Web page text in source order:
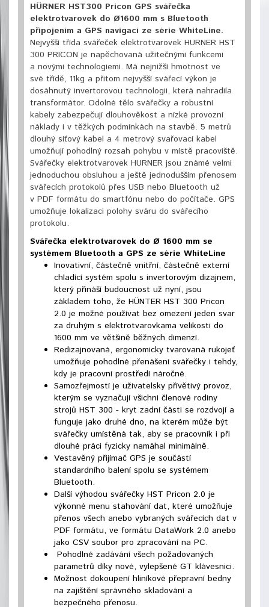
HÜRNER HST300 Pricon GPS svářečka
elektrotvarovek do Ø1600 mm s Bluetooth
připojením a GPS navigací ze série WhiteLine.
Nejvyšší třída svářeček elektrotvarovek HURNER HST
300 PRICON je napěchovaná užitečnými funkcemi
a novými technologiemi. Má nejnižší hmotnost ve
své třídě, 11kg a přitom nejvyšší svářecí výkon je
dosáhnutý invertorovou technologii, která nahradila
transformátor. Odolné tělo svářečky a robustní
kabely zabezpečují dlouhověkost a nízké provozní
náklady i v těžkých podmínkách na stavbě. 5 metrů
dlouhý síťový kabel a 4 metrový svařovací kabel
umožňují pohodlný rozsah pohybu v místě pracoviště.
Svářečky elektrotvarovek HURNER jsou známé velmi
jednoduchou obsluhou a ještě jednodušším přenosem
svářecích protokolů přes USB nebo Bluetooth už
v PDF formátu do smartfónu nebo do počítače. GPS
umožňuje lokalizaci polohy sváru do svářecího
protokolu.
Svářečka elektrotvarovek do Ø 1600 mm se
systémem Bluetooth a GPS ze série WhiteLine
Inovativní, částečně vnitřní, částečně externí
chladící systém spolu s invertorovým dizajnem,
který přináší budoucnost už nyní, jsou
základem toho, že HÜNTER HST 300 Pricon
2.0 je možné používat bez omezení jeden svar
za druhým s elektrotvarovkama velikosti do
1600 mm ve většině běžných dimenzí.
Redizajnovaná, ergonomicky tvarovaná rukojeť
umožňuje pohodlné přenášení svářečky i tehdy,
kdy je pracovní prostředí náročné.
Samozřejmostí je uživatelsky přívětivý provoz,
kterým se vyznačují všichni členové rodiny
strojů HST 300 - kryt zadní části se rozdvojí a
funguje jako druhé dno, na kterém může být
svářečky umístěná tak, aby se pracovník i při
dlouhé práci fyzicky namáhal minimálně.
Vestavěný přijímač GPS je součástí
standardního balení spolu se systémem
Bluetooth.
Další výhodou svářečky HST Pricon 2.0 je
výkonné menu stahování dat, které umožňuje
přenos všech anebo vybraných svářecích dat v
PDF formátu, ve formátu DataWork 2.0 anebo
jako CSV soubor pro zpracování na PC.
Pohodlné zadávání všech požadovaných
parametrů díky nové, vylepšené GT klávesnici.
Možnost dokoupení hliníkové přepravní bedny
na zajištění správného skladování a
bezpečného přenosu.